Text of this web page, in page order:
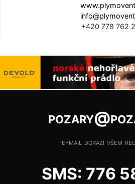
+420 778 762
e-mail dorazí všem
SMS: 776